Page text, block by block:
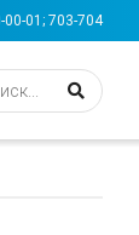
00-01; 703-704